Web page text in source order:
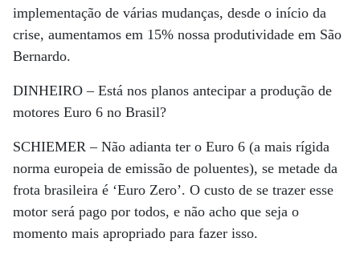
implementação de várias mudanças, desde o início da
crise, aumentamos em 15% nossa produtividade em São
Bernardo.
DINHEIRO –Está nos planos antecipar a produção de
motores Euro 6 no Brasil?
SCHIEMER –Não adianta ter o Euro 6 (a mais rígida
norma europeia de emissão de poluentes), se metade da
frota brasileira é ‘Euro Zero’. O custo de se trazer esse
motor será pago por todos, e não acho que seja o
momento mais apropriado para fazer isso.